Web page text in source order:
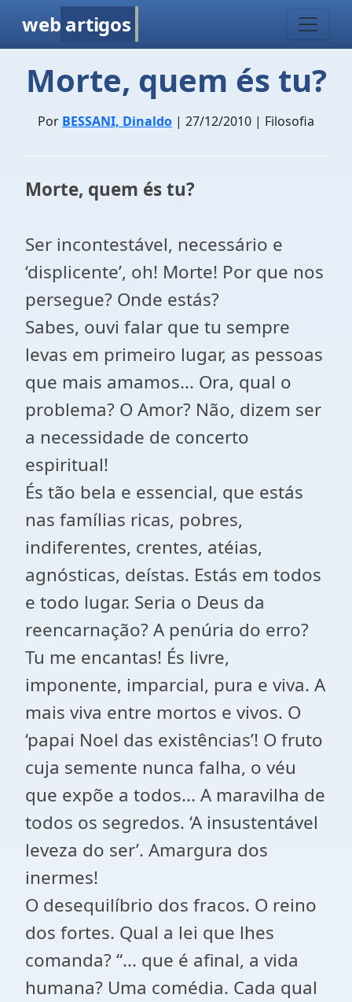
web artigos
Morte, quem és tu?
Por BESSANI, Dinaldo | 27/12/2010 | Filosofia
Morte, quem és tu?
Ser incontestável, necessário e
‘displicente’, oh! Morte! Por que nos
persegue? Onde estás?
Sabes, ouvi falar que tu sempre
levas em primeiro lugar, as pessoas
que mais amamos... Ora, qual o
problema? O Amor? Não, dizem ser
a necessidade de concerto
espiritual!
És tão bela e essencial, que estás
nas famílias ricas, pobres,
indiferentes, crentes, atéias,
agnósticas, deístas. Estás em todos
e todo lugar. Seria o Deus da
reencarnação? A penúria do erro?
Tu me encantas! És livre,
imponente, imparcial, pura e viva. A
mais viva entre mortos e vivos. O
‘papai Noel das existências’! O fruto
cuja semente nunca falha, o véu
que expõe a todos... A maravilha de
todos os segredos. ‘A insustentável
leveza do ser’. Amargura dos
inermes!
O desequilíbrio dos fracos. O reino
dos fortes. Qual a lei que lhes
comanda? “... que é afinal, a vida
humana? Uma comédia. Cada qual